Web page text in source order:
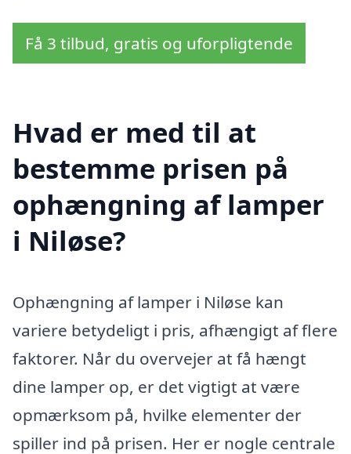
Få 3 tilbud, gratis og uforpligtende
Hvad er med til at
bestemme prisen på
ophængning af lamper
i Niløse?
Ophængning af lamper i Niløse kan
variere betydeligt i pris, afhængigt af flere
faktorer. Når du overvejer at få hængt
dine lamper op, er det vigtigt at være
opmærksom på, hvilke elementer der
spiller ind på prisen. Her er nogle centrale